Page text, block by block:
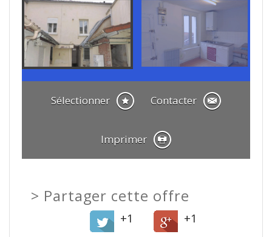
Sélectionner Contacter
Imprimer
Partager cette offre
+1 +1